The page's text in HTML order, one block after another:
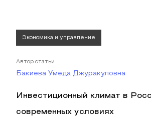
Экономика и управление
Автор статьи
Бакиева Умеда Джуракуловна
Инвестиционный климат в
современных условиях